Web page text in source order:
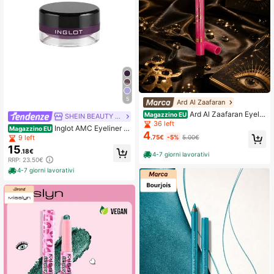
5
SHEIN BEAUTY - BRANDS
Magazzino EU Inglot AMC Eyeliner G
el 74 5.5 g
9 left
15.18€
RRP: 23.50€
4-7 giorni lavorativi
Ard Al Zaafaran
Magazzino EU Ard Al Zaafaran Eyelin
er Yara Donna – Colore Nero, watee
rproof
36 left
4.75€ -5% 5.00€
4-7 giorni lavorativi